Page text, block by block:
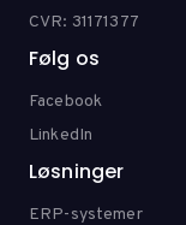
CVR: 31171377
Følg os
Facebook
LinkedIn
Løsninger
ERP-systemer